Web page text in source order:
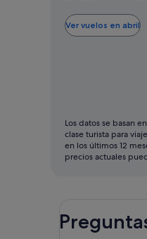
barato
para
Ver vuelos en abril
Los datos se basan
clase turista para
en los últimos 12
precios actuales